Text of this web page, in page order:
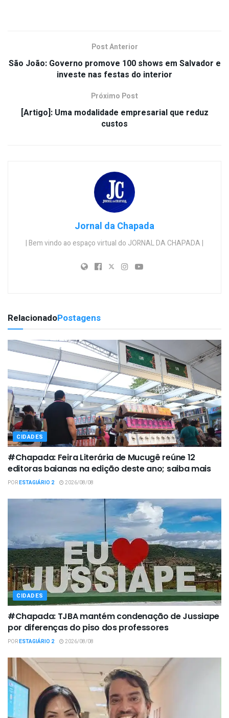
Post Anterior
São João: Governo promove 100 shows em Salvador e
investe nas festas do interior
Próximo Post
[Artigo]: Uma modalidade empresarial que reduz
custos
Jornal da Chapada
| Bem vindo ao espaço virtual do JORNAL DA CHAPADA |
RelacionadoPostagens
CIDADES
#Chapada: Feira Literária de Mucugê reúne 12
editoras baianas na edição deste ano; saiba mais
PORESTAGIÁRIO 2 2026/08/08
CIDADES
#Chapada: TJBA mantém condenação de Jussiape
por diferenças do piso dos professores
PORESTAGIÁRIO 2 2026/08/08